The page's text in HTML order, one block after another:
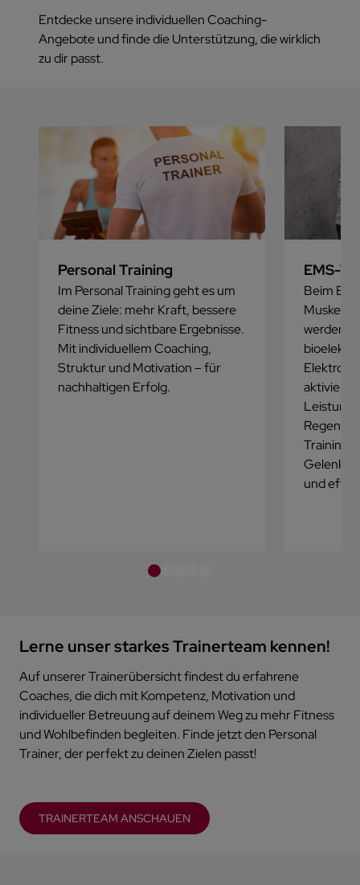
Entdecke unsere individuellen Coaching-
Angebote und finde die Unterstützung, die wirklich
zu dir passt.
Personal Training
Im Personal Training geht es um
deine Ziele: mehr Kraft, bessere
Fitness und sichtbare Ergebnisse.
Mit individuellem Coaching,
Struktur und Motivation – für
nachhaltigen Erfolg.
EMS-
Beim
werden
aktiviert
und
Lerne unser starkes Trainerteam kennen!
Auf unserer Trainerübersicht findest du erfahrene
Coaches, die dich mit Kompetenz, Motivation und
individueller Betreuung auf deinem Weg zu mehr Fitness
und Wohlbefinden begleiten. Finde jetzt den Personal
Trainer, der perfekt zu deinen Zielen passt!
TRAINERTEAM ANSCHAUEN